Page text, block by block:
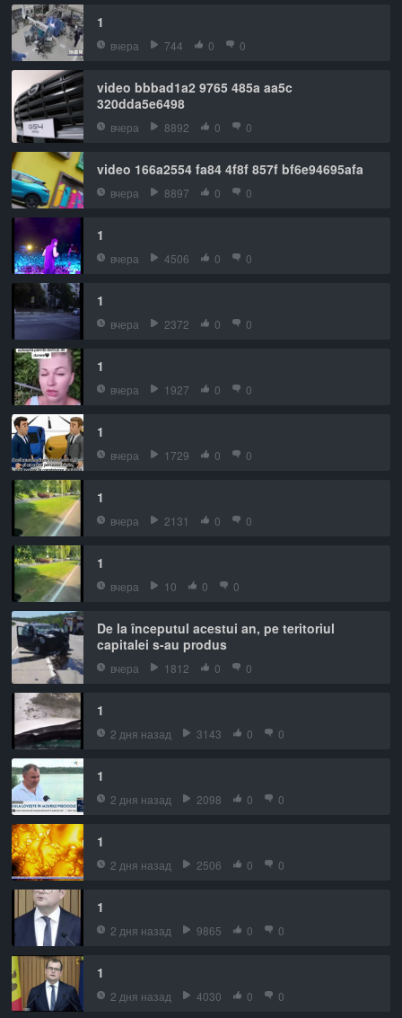
1
вчера 744 0 0
video bbbad1a2 9765 485a aa5c
320dda5e6498
вчера 8892 0 0
video 166a2554 fa84 4f8f 857f bf6e94695afa
вчера 8897 0 0
1
вчера 4506 0 0
1
вчера 2372 0 0
1
вчера 1927 0 0
1
вчера 1729 0 0
1
вчера 2131 0 0
1
вчера 10 0 0
De la începutul acestui an, pe teritoriul
capitalei s-au produs
вчера 1812 0 0
1
2 дня назад 3143 0 0
1
2 дня назад 2098 0 0
1
2 дня назад 2506 0 0
1
2 дня назад 9865 0 0
1
2 дня назад 4030 0 0